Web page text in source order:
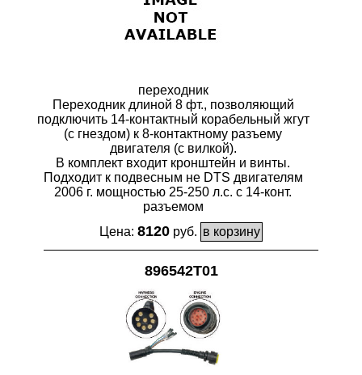
переходник
Переходник длиной 8 фт., позволяющий
подключить 14-контактный корабельный жгут
(с гнездом) к 8-контактному разъему
двигателя (с вилкой).
В комплект входит кронштейн и винты.
Подходит к подвесным не DTS двигателям
2006 г. мощностью 25-250 л.с. с 14-конт.
разъемом
Цена: 8120 руб.
896542T01